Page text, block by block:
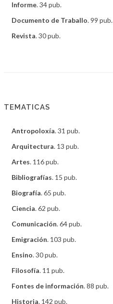
Informe. 34 pub.
Documento de Traballo. 99 pub.
Revista. 30 pub.
TEMATICAS
Antropoloxía. 31 pub.
Arquitectura. 13 pub.
Artes. 116 pub.
Bibliografías. 15 pub.
Biografía. 65 pub.
Ciencia. 62 pub.
Comunicación. 64 pub.
Emigración. 103 pub.
Ensino. 30 pub.
Filosofía. 11 pub.
Fontes de información. 88 pub.
Historia. 142 pub.